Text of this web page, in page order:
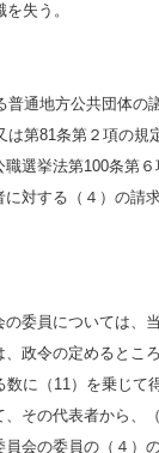
失う。
通地方公共団体の
第81条第２項の規
選挙法第100条第
対する（４）の請
委員については、
政令の定めるとこ
に（11）を乗じて
その代表者から、
会の委員の（４）